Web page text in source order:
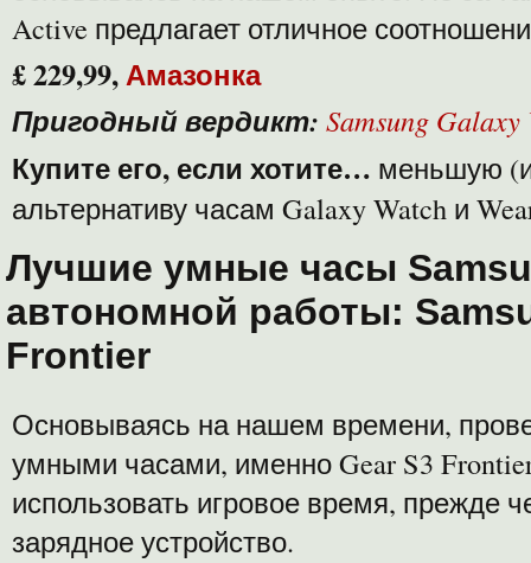
Active предлагает отличное
£ 229,99,Амазонка
Пригодный вердикт: Samsung
Купите его, если хотите… меньшую
альтернативу часам Galaxy Watch и
Лучшие умные часы
автономной работы:
Frontier
Основываясь на нашем времени,
умными часами, именно Gear S3
использовать игровое время, прежде
зарядное устройство.